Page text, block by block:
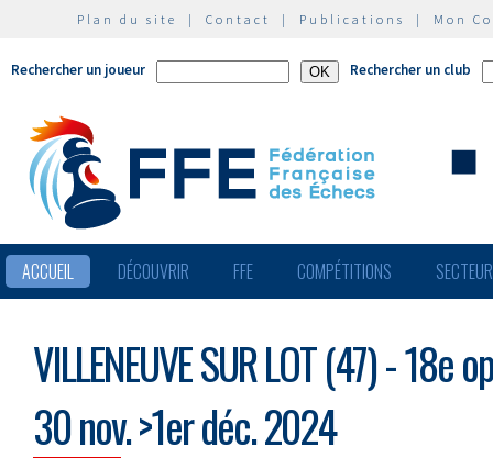
Plan du site | Contact | Publications | Mon
Rechercher un joueur Rechercher un club
ACCUEIL DÉCOUVRIR FFE COMPÉTITIONS
VILLENEUVE SUR LOT (47) - 18e
30 nov. >1er déc. 2024